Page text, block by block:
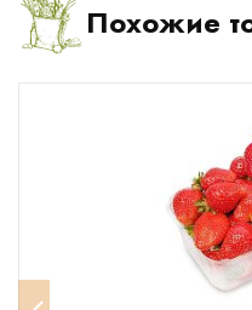
Похожие